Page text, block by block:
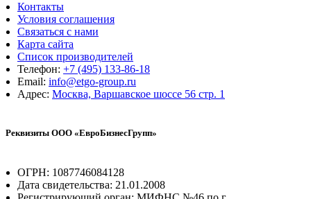
Контакты
Условия соглашения
Связаться с нами
Карта сайта
Список производителей
Телефон: +7 (495) 133-86-18
Email: info@etgo-group.ru
Адрес: Москва, Варшавское шоссе 56 стр. 1
Реквизиты ООО «ЕвроБизнесГрупп»
ОГРН: 1087746084128
Дата свидетельства: 21.01.2008